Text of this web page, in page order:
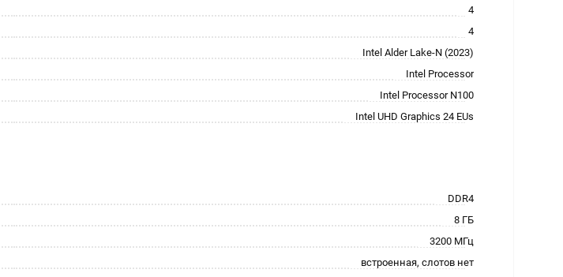
4
4
Intel Alder Lake-N (2023)
Intel Processor
Intel Processor N100
Intel UHD Graphics 24 EUs
DDR4
8 ГБ
3200 МГц
встроенная, слотов нет